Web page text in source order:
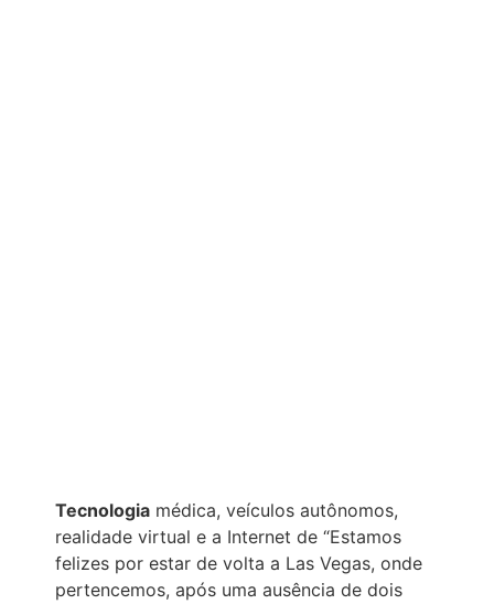
Tecnologia médica, veículos autônomos,
realidade virtual e a Internet de “Estamos
felizes por estar de volta a Las Vegas, onde
pertencemos, após uma ausência de dois